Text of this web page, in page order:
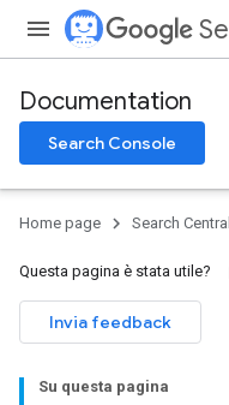
Documentation
Search Console
Home page Search Central
Questa pagina è stata utile?
Invia feedback
Su questa pagina